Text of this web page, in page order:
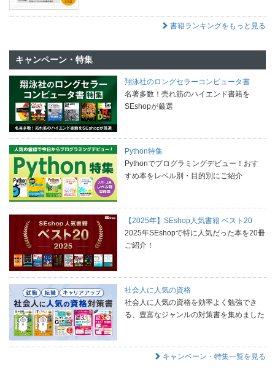
書籍ランキングをもっと見る
キャンペーン・特集
翔泳社のロングセラーコンピュータ書
名著多数！売れ筋のハイエンド書籍を
SEshopが厳選
Python特集
Pythonでプログラミングデビュー！おす
すめ本をレベル別・目的別にご紹介
【2025年】SEshop人気書籍 ベスト20
2025年SEshopで特に人気だった本を20冊
ご紹介！
社会人に人気の資格
社会人に人気の資格を効率よく勉強でき
る、豊富なジャンルの対策書を集めました
キャンペーン・特集一覧を見る